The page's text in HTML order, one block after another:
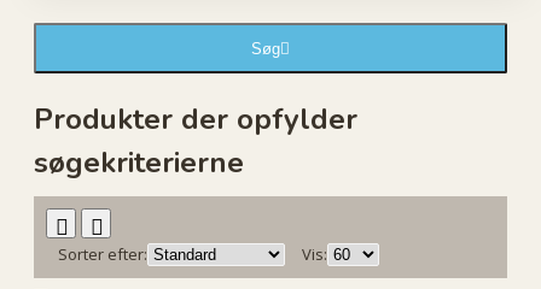
Søg
Produkter der opfylder
søgekriterierne
Sorter efter: Vis: